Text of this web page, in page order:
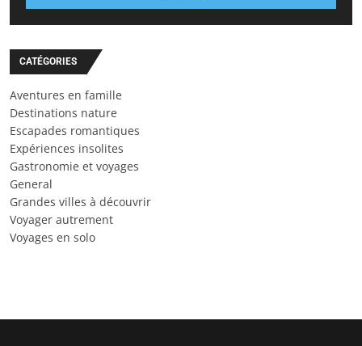
CATÉGORIES
Aventures en famille
Destinations nature
Escapades romantiques
Expériences insolites
Gastronomie et voyages
General
Grandes villes à découvrir
Voyager autrement
Voyages en solo